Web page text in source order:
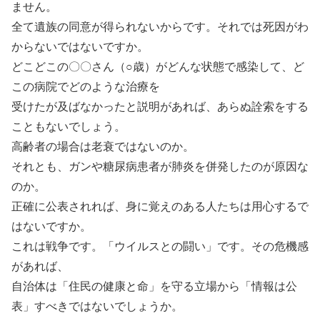
ません。
全て遺族の同意が得られないからです。それでは死因がわ
からないではないですか。
どこどこの〇〇さん（○歳）がどんな状態で感染して、ど
この病院でどのような治療を
受けたが及ばなかったと説明があれば、あらぬ詮索をする
こともないでしょう。
高齢者の場合は老衰ではないのか。
それとも、ガンや糖尿病患者が肺炎を併発したのが原因な
のか。
正確に公表されれば、身に覚えのある人たちは用心するで
はないですか。
これは戦争です。「ウイルスとの闘い」です。その危機感
があれば、
自治体は「住民の健康と命」を守る立場から「情報は公
表」すべきではないでしょうか。